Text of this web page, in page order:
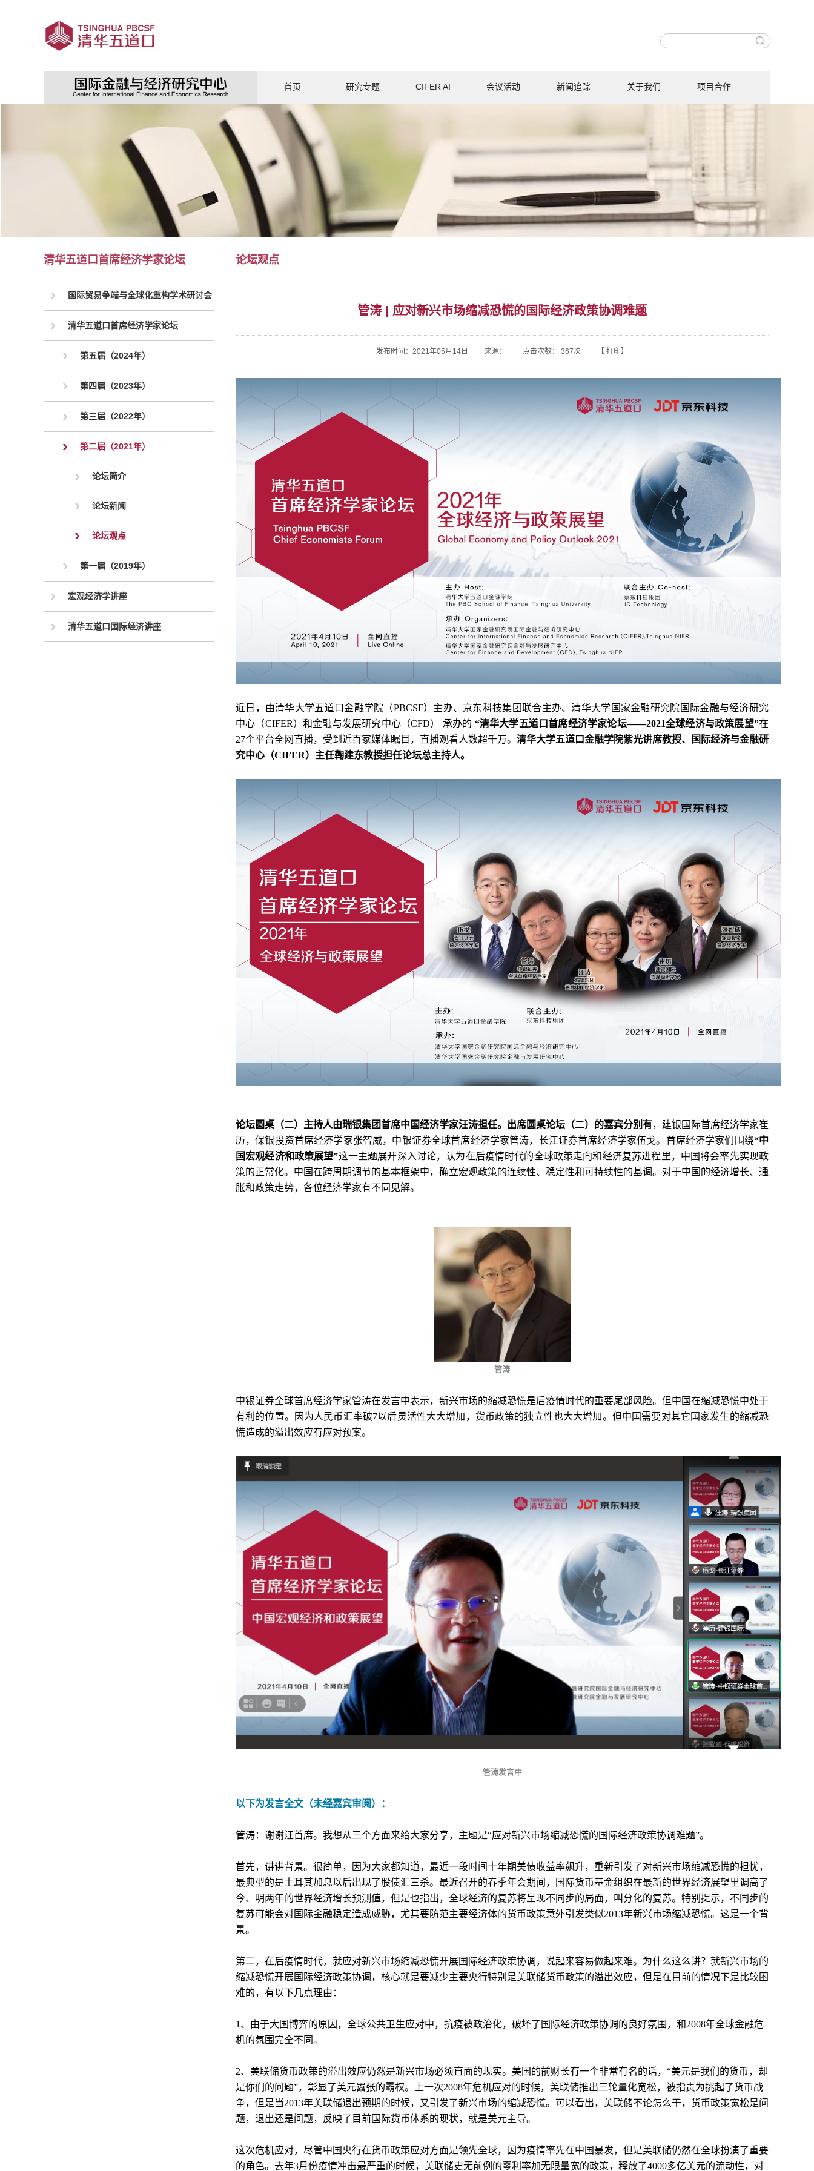
首页 研究专题 CIFER AI 会议活动 新闻追踪 关于我们 项目合作
清华五道口首席经济学家论坛
国际贸易争端与全球化重构学术研讨会
清华五道口首席经济学家论坛
第五届（2024年）
第四届（2023年）
第三届（2022年）
第二届（2021年）
论坛简介
论坛新闻
论坛观点
第一届（2019年）
宏观经济学讲座
清华五道口国际经济讲座
论坛观点
管涛 | 应对新兴市场缩减恐慌的国际经济政策协调难题
发布时间：2021年05月14日 来源： 点击次数： 367次 【 打印】
近日，由清华大学五道口金融学院（PBCSF）主办、京东科技集团联合主办、清华大学国家金融研究院国际金融与经济研究
中心（CIFER）和金融与发展研究中心（CFD） 承办的 “清华大学五道口首席经济学家论坛——2021全球经济与政策展望”在
27个平台全网直播，受到近百家媒体瞩目，直播观看人数超千万。 清华大学五道口金融学院紫光讲席教授、国际经济与金融研
究中心（CIFER）主任鞠建东教授担任论坛总主持人。
论坛圆桌（二）主持人由瑞银集团首席中国经济学家汪涛担任。 出席圆桌论坛（二）的嘉宾分别有，建银国际首席经济学家崔
历，保银投资首席经济学家张智威，中银证券全球首席经济学家管涛，长江证券首席经济学家伍戈。首席经济学家们围绕“中
国宏观经济和政策展望”这一主题展开深入讨论，认为在后疫情时代的全球政策走向和经济复苏进程里，中国将会率先实现政
策的正常化。中国在跨周期调节的基本框架中，确立宏观政策的连续性、稳定性和可持续性的基调。对于中国的经济增长、通
胀和政策走势，各位经济学家有不同见解。
管涛
中银证券全球首席经济学家管涛在发言中表示，新兴市场的缩减恐慌是后疫情时代的重要尾部风险。但中国在缩减恐慌中处于
有利的位置。因为人民币汇率破7以后灵活性大大增加，货币政策的独立性也大大增加。但中国需要对其它国家发生的缩减恐
慌造成的溢出效应有应对预案。
管涛发言中
以下为发言全文（未经嘉宾审阅）：
管涛：谢谢汪首席。我想从三个方面来给大家分享，主题是“应对新兴市场缩减恐慌的国际经济政策协调难题”。
首先，讲讲背景。很简单，因为大家都知道，最近一段时间十年期美债收益率飙升，重新引发了对新兴市场缩减恐慌的担忧，
最典型的是土耳其加息以后出现了股债汇三杀。最近召开的春季年会期间，国际货币基金组织在最新的世界经济展望里调高了
今、明两年的世界经济增长预测值，但是也指出，全球经济的复苏将呈现不同步的局面，叫分化的复苏。特别提示，不同步的
复苏可能会对国际金融稳定造成威胁，尤其要防范主要经济体的货币政策意外引发类似2013年新兴市场缩减恐慌。这是一个背
景。
第二，在后疫情时代，就应对新兴市场缩减恐慌开展国际经济政策协调，说起来容易做起来难。为什么这么讲？就新兴市场的
缩减恐慌开展国际经济政策协调，核心就是要减少主要央行特别是美联储货币政策的溢出效应，但是在目前的情况下是比较困
难的，有以下几点理由：
1、由于大国博弈的原因，全球公共卫生应对中，抗疫被政治化，破坏了国际经济政策协调的良好氛围，和2008年全球金融危
机的氛围完全不同。
2、美联储货币政策的溢出效应仍然是新兴市场必须直面的现实。美国的前财长有一个非常有名的话，“美元是我们的货币，却
是你们的问题”，彰显了美元嚣张的霸权。上一次2008年危机应对的时候，美联储推出三轮量化宽松，被指责为挑起了货币战
争，但是当2013年美联储退出预期的时候，又引发了新兴市场的缩减恐慌。可以看出，美联储不论怎么干，货币政策宽松是问
题，退出还是问题，反映了目前国际货币体系的现状，就是美元主导。
这次危机应对，尽管中国央行在货币政策应对方面是领先全球，因为疫情率先在中国暴发，但是美联储仍然在全球扮演了重要
的角色。去年3月份疫情冲击最严重的时候，美联储史无前例的零利率加无限量宽的政策，释放了4000多亿美元的流动性，对